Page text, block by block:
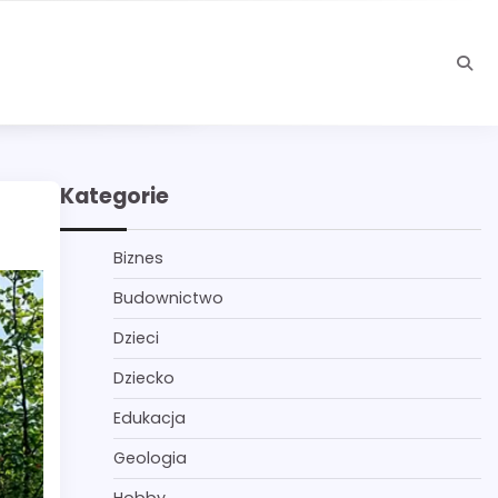
Kategorie
Biznes
Budownictwo
Dzieci
Dziecko
Edukacja
Geologia